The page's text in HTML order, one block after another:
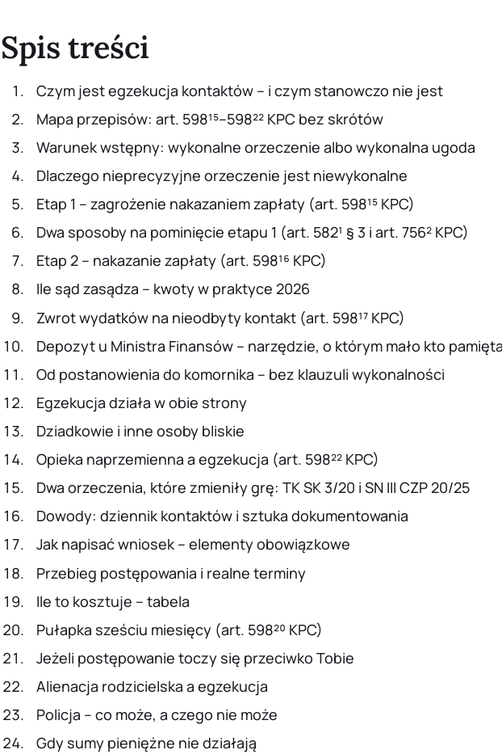
Spis treści
Czym jest egzekucja kontaktów – i czym stanowczo nie jest
Mapa przepisów: art. 598¹⁵–598²² KPC bez skrótów
Warunek wstępny: wykonalne orzeczenie albo wykonalna ugoda
Dlaczego nieprecyzyjne orzeczenie jest niewykonalne
Etap 1 – zagrożenie nakazaniem zapłaty (art. 598¹⁵ KPC)
Dwa sposoby na pominięcie etapu 1 (art. 582¹ § 3 i art. 756² KPC)
Etap 2 – nakazanie zapłaty (art. 598¹⁶ KPC)
Ile sąd zasądza – kwoty w praktyce 2026
Zwrot wydatków na nieodbyty kontakt (art. 598¹⁷ KPC)
Depozyt u Ministra Finansów – narzędzie, o którym mało kto
Od postanowienia do komornika – bez klauzuli wykonalności
Egzekucja działa w obie strony
Dziadkowie i inne osoby bliskie
Opieka naprzemienna a egzekucja (art. 598²² KPC)
Dwa orzeczenia, które zmieniły grę: TK SK 3/20 i SN III CZP 20/25
Dowody: dziennik kontaktów i sztuka dokumentowania
Jak napisać wniosek – elementy obowiązkowe
Przebieg postępowania i realne terminy
Ile to kosztuje – tabela
Pułapka sześciu miesięcy (art. 598²⁰ KPC)
Jeżeli postępowanie toczy się przeciwko Tobie
Alienacja rodzicielska a egzekucja
Policja – co może, a czego nie może
Gdy sumy pieniężne nie działają